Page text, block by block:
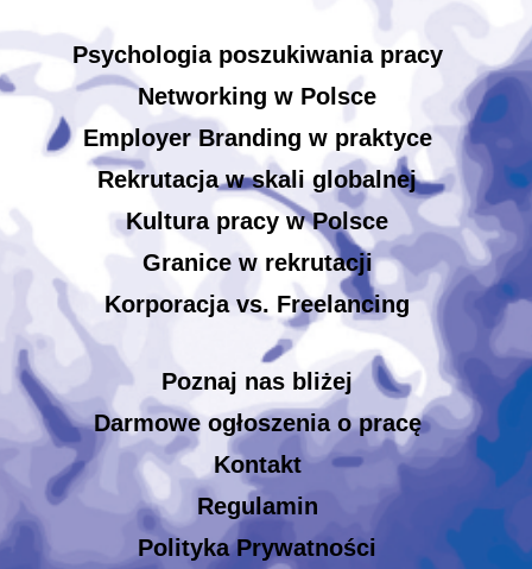
Psychologia poszukiwania pracy
Networking w Polsce
Employer Branding w praktyce
Rekrutacja w skali globalnej
Kultura pracy w Polsce
Granice w rekrutacji
Korporacja vs. Freelancing
Poznaj nas bliżej
Darmowe ogłoszenia o pracę
Kontakt
Regulamin
Polityka Prywatności